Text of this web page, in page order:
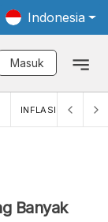
Indonesia
Masuk
INFLASI MOM
Banyak